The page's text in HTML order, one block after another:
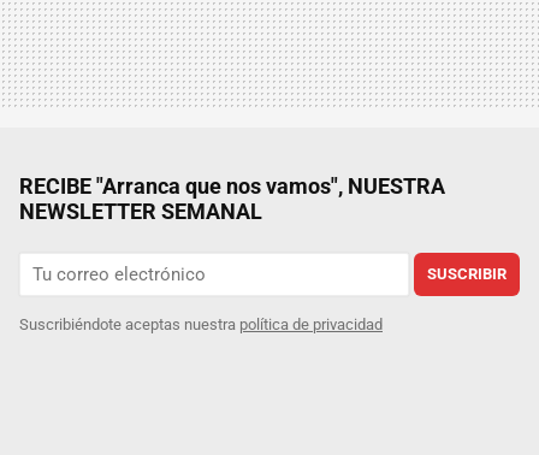
RECIBE "Arranca que nos vamos", NUESTRA
NEWSLETTER SEMANAL
SUSCRIBIR
Suscribiéndote aceptas nuestra política de privacidad